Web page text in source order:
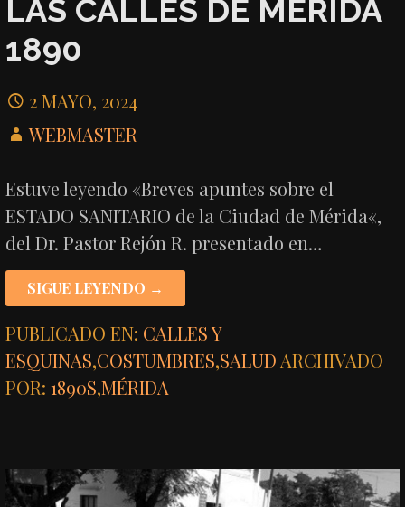
LAS CALLES DE MÉRIDA
1890
2 MAYO, 2024
WEBMASTER
Estuve leyendo «Breves apuntes sobre el
ESTADO SANITARIO de la Ciudad de Mérida«,
del Dr. Pastor Rejón R. presentado en…
SIGUE LEYENDO →
PUBLICADO EN: CALLES Y
ESQUINAS,COSTUMBRES,SALUD ARCHIVADO
POR:1890S,MÉRIDA